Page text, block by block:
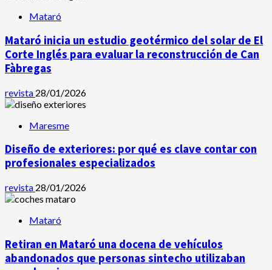
Mataró
Mataró inicia un estudio geotérmico del solar de El
Corte Inglés para evaluar la reconstrucción de Can
Fàbregas
revista 28/01/2026
Maresme
Diseño de exteriores: por qué es clave contar con
profesionales especializados
revista 28/01/2026
Mataró
Retiran en Mataró una docena de vehículos
abandonados que personas sintecho utilizaban